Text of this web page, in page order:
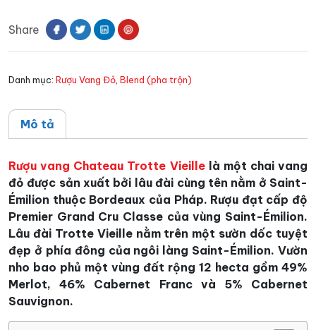
Vieille
Classe
Share
Danh mục: Rượu Vang Đỏ, Blend (pha trộn)
Mô tả
Rượu vang Chateau Trotte Vieillelà một chai vang
đỏ được sản xuất bởi lâu đài cùng tên nằm ở Saint-
Émilion thuộc Bordeaux của Pháp. Rượu đạt cấp độ
Premier Grand Cru Classe của vùng Saint-Émilion.
Lâu đài Trotte Vieille nằm trên một sườn dốc tuyệt
đẹp ở phía đông của ngôi làng Saint-Émilion. Vườn
nho bao phủ một vùng đất rộng 12 hecta gồm 49%
Merlot, 46% Cabernet Franc và 5% Cabernet
Sauvignon.